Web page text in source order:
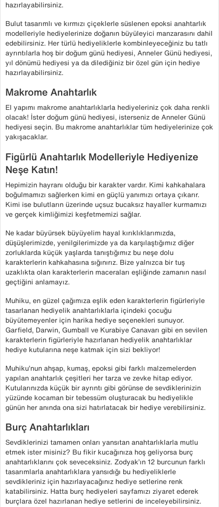
hazırlayabilirsiniz.
Bulut tasarımlı ve kırmızı çiçeklerle süslenen epoksi anahtarlık
modelleriyle hediyelerinize doğanın büyüleyici manzarasını dahil
edebilirsiniz. Her türlü hediyeliklerle kombinleyeceğiniz bu tatlı
ayrıntılarla hoş bir doğum günü hediyesi, Anneler Günü hediyesi,
yıl dönümü hediyesi ya da dilediğiniz bir özel gün için hediye
hazırlayabilirsiniz.
Makrome Anahtarlık
El yapımı makrome anahtarlıklarla hediyeleriniz çok daha renkli
olacak! İster doğum günü hediyesi, isterseniz de Anneler Günü
hediyesi seçin. Bu makrome anahtarlıklar tüm hediyelerinize çok
yakışacaklar.
Figürlü Anahtarlık Modelleriyle Hediyenize
Neşe Katın!
Hepimizin hayranı olduğu bir karakter vardır. Kimi kahkahalara
boğulmamızı sağlerken kimi en güçlü yanımızı ortaya çıkarır.
Kimi ise bulutların üzerinde uçsuz bucaksız hayaller kurmamızı
ve gerçek kimliğimizi keşfetmemizi sağlar.
Ne kadar büyürsek büyüyelim hayal kırıklıklarımızda,
düşüşlerimizde, yenilgilerimizde ya da karşılaştığımız diğer
zorluklarda küçük yaşlarda tanıştığımız bu neşe dolu
karakterlerin kahkahasına sığınırız. Bize yalnızca bir tuş
uzaklıkta olan karakterlerin maceraları eşliğinde zamanın nasıl
geçtiğini anlamayız.
Muhiku, en güzel çağımıza eşlik eden karakterlerin figürleriyle
tasarlanan hediyelik anahtarlıklarla içindeki çocuğu
büyütemeyenler için harika hediye seçenekleri sunuyor.
Garfield, Darwin, Gumball ve Kurabiye Canavarı gibi en sevilen
karakterlerin figürleriyle hazırlanan hediyelik anahtarlıklar
hediye kutularına neşe katmak için sizi bekliyor!
Muhiku’nun ahşap, kumaş, epoksi gibi farklı malzemelerden
yapılan anahtarlık çeşitleri her tarza ve zevke hitap ediyor.
Kutularınızda küçük bir ayrıntı gibi görünse de sevdiklerinizin
yüzünde kocaman bir tebessüm oluşturacak bu hediyelikle
günün her anında ona sizi hatırlatacak bir hediye verebilirsiniz.
Burç Anahtarlıkları
Sevdiklerinizi tamamen onları yansıtan anahtarlıklarla mutlu
etmek ister misiniz? Bu fikir kucağınıza hoş geliyorsa burç
anahtarlıklarını çok seveceksiniz. Zodyak’ın 12 burcunun farklı
tasarımlarla anahtarlıklara yansıdığı bu hediyeliklerle
sevdikleriniz için hazırlayacağınız hediye setlerine renk
katabilirsiniz. Hatta burç hediyeleri sayfamızı ziyaret ederek
burçlara özel hazırlanan hediye setlerini de inceleyebilirsiniz.